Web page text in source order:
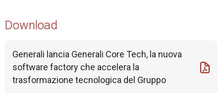
Download
Generali lancia Generali Core Tech, la nuova
software factory che accelera la
trasformazione tecnologica del Gruppo